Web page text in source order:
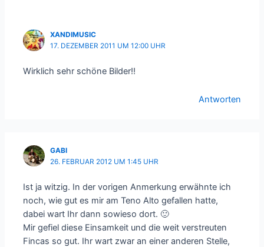
XANDIMUSIC
17. DEZEMBER 2011 UM 12:00 UHR
Wirklich sehr schöne Bilder!!
Antworten
GABI
26. FEBRUAR 2012 UM 1:45 UHR
Ist ja witzig. In der vorigen Anmerkung erwähnte ich
noch, wie gut es mir am Teno Alto gefallen hatte,
dabei wart Ihr dann sowieso dort. 🙂
Mir gefiel diese Einsamkeit und die weit verstreuten
Fincas so gut. Ihr wart zwar an einer anderen Stelle,